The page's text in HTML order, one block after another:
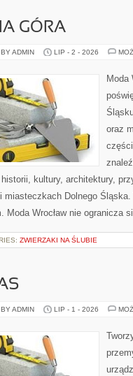
GÓRA
ADMIN LIP - 2 - 2026
Moda
oraz
kultury, architektury,
miasteczkach Dolnego
Moda Wrocław nie ogranicza
ZWIERZAKI NA ŚLUBIE
ADMIN LIP - 1 - 2026